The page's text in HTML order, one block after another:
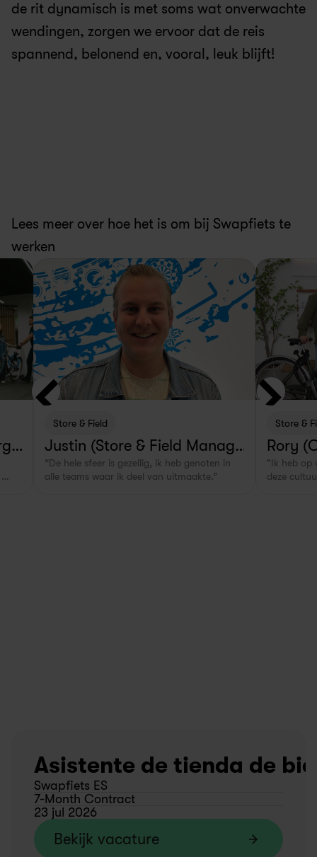
de rit dynamisch is met soms wat onverwachte
wendingen, zorgen we ervoor dat de reis
spannend, belonend en, vooral, leuk blijft!
Lees meer over hoe het is om bij Swapfiets te
werken
Store & Field
Justin (Store & Field Manage
r in Rotterdam, NL)
“De hele sfeer is gezellig, ik heb genoten in
alle teams waar ik deel van uitmaakte.”
Store &
Rory
"Ik heb op
deze
Asistente de tienda de
Swapfiets ES
7-Month Contract
23 jul 2026
Bekijk vacature